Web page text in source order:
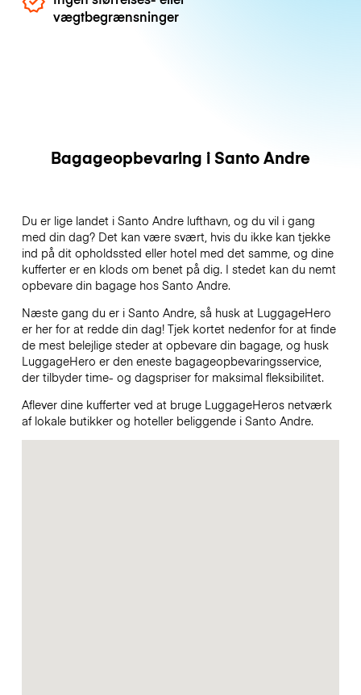
vægtbegrænsninger
Bagageopbevaring i Santo Andre
Du er lige landet i Santo Andre lufthavn, og du vil i gang
med din dag? Det kan være svært, hvis du ikke kan tjekke
ind på dit opholdssted eller hotel med det samme, og dine
kufferter er en klods om benet på dig. I stedet kan du nemt
opbevare din bagage hos Santo Andre.
Næste gang du er i Santo Andre, så husk at LuggageHero
er her for at redde din dag! Tjek kortet nedenfor for at finde
de mest belejlige steder at opbevare din bagage, og husk
LuggageHero er den eneste bagageopbevaringsservice,
der tilbyder time- og dagspriser for maksimal fleksibilitet.
Aflever dine kufferter ved at bruge LuggageHeros netværk
af lokale butikker og hoteller beliggende i Santo Andre.